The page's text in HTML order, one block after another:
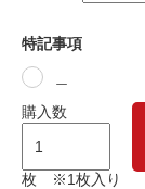
特記事項
購入数
枚 ※1枚入り